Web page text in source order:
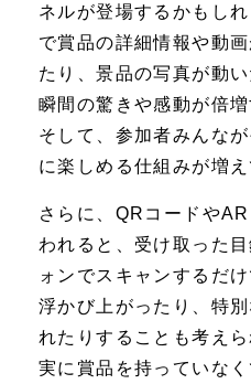
ネルが登場するかもし
で賞品の詳細情報や動
たり、景品の写真が動
瞬間の驚きや感動が倍
そして、参加者みんな
に楽しめる仕組みが増え
さらに、QRコードや
われると、受け取った
ォンでスキャンするだ
浮かび上がったり、特
れたりすることも考え
実に賞品を持っていな